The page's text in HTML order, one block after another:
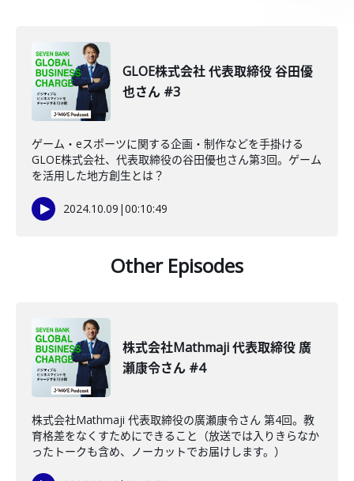
GLOE株式会社 代表取締役 谷田優
也さん #3
ゲーム・eスポーツに関する企画・制作などを手掛ける
GLOE株式会社、代表取締役の谷田優也さん第3回。ゲーム
を活用した地方創生とは？
2024.10.09 |00:10:49
Other Episodes
株式会社Mathmaji 代表取締役 廣
瀬康令さん #4
株式会社Mathmaji 代表取締役の廣瀬康令さん 第4回。教
育格差をなくすためにできること（放送では入りきらなか
ったトークも含め、ノーカットでお届けします。）